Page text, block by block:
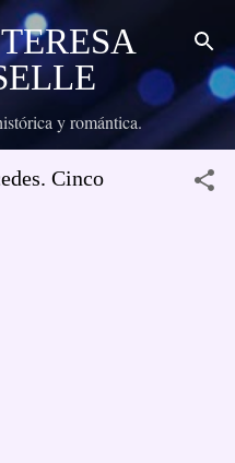
principal
y romántica.
Cinco